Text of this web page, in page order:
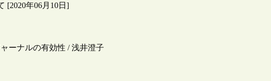
[2020年06月10日]
ーナルの有効性 / 浅井澄子